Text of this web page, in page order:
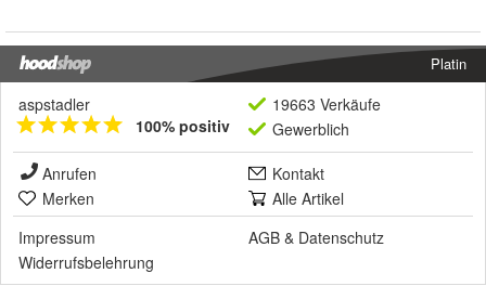
Platin
aspstadler
100% positiv
19663 Verkäufe
Gewerblich
Anrufen
Kontakt
Merken
Alle Artikel
Impressum
AGB & Datenschutz
Widerrufsbelehrung